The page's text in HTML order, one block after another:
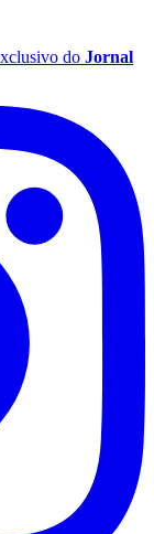
do Jornal